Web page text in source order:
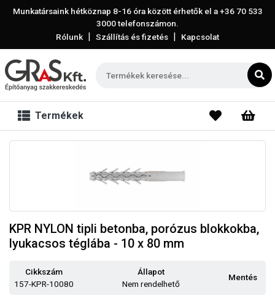
Munkatársaink hétköznap 8-16 óra között érhetők el a+36 70 533
3000telefonszámon.
Rólunk | Szállítás és fizetés | Kapcsolat
Termékek
KPR NYLON tipli betonba, porózus blokkokba,
lyukacsos téglába - 10 x 80 mm
Cikkszám
157-KPR-10080
Állapot
Nem rendelhető
Mentés